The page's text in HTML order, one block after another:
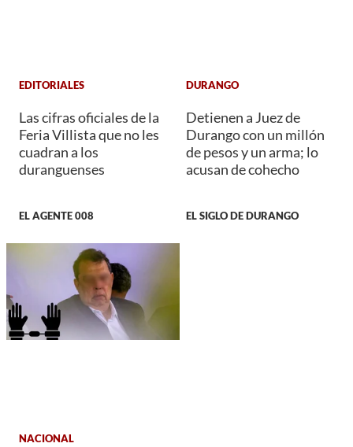
EDITORIALES
Las cifras oficiales de la
Feria Villista que no les
cuadran a los
duranguenses
EL AGENTE 008
DURANGO
Detienen a Juez de
Durango con un millón
de pesos y un arma; lo
acusan de cohecho
EL SIGLO DE DURANGO
NACIONAL